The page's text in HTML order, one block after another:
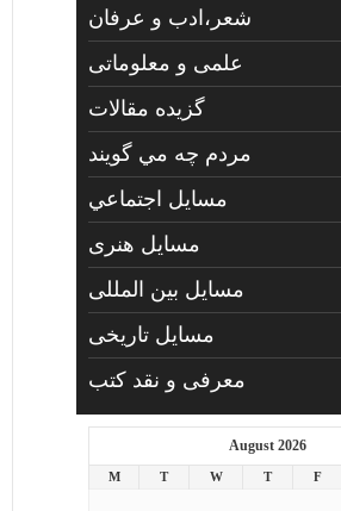
شعر،ادب و عرفان
علمی و معلوماتی
گزیده مقالات
مردم چه مي گويند
مسايل اجتماعي
مسايل هنری
مسایل بین المللی
مسایل تاریخی
معرفی و نقد کتب
August 2026
M T W T F